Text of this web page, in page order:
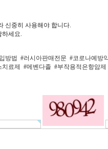
신중히 사용해야 합니다.
하세요.
방법 #러시아판매전문 #코로나예방
료제 #메벤다졸 #부작용적은항암제